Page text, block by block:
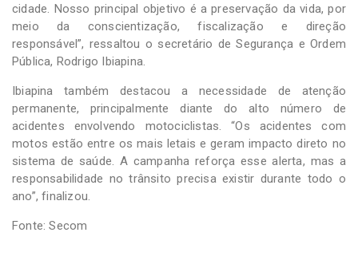
cidade. Nosso principal objetivo é a preservação da vida, por
meio da conscientização, fiscalização e direção
responsável”, ressaltou o secretário de Segurança e Ordem
Pública, Rodrigo Ibiapina.
Ibiapina também destacou a necessidade de atenção
permanente, principalmente diante do alto número de
acidentes envolvendo motociclistas. “Os acidentes com
motos estão entre os mais letais e geram impacto direto no
sistema de saúde. A campanha reforça esse alerta, mas a
responsabilidade no trânsito precisa existir durante todo o
ano”, finalizou.
Fonte: Secom